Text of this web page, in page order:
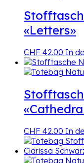
«Letters»
CHF 42.00 In
CHF 42.00 In